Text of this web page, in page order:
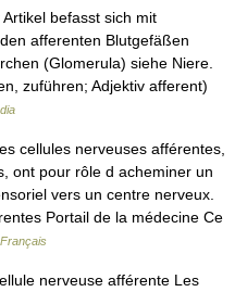
befasst sich mit
afferenten Blutgefäßen
(Glomerula) siehe Niere.
zuführen; Adjektiv afferent)
cellules nerveuses afférentes,
ont pour rôle d acheminer un
vers un centre nerveux.
Portail de la médecine Ce
nerveuse afférente Les